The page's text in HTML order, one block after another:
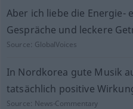
Aber ich liebe die Energie-
Gespräche und leckere
Source: GlobalVoices
In Nordkorea gute Musik
tatsächlich positive
Source: News-Commentary